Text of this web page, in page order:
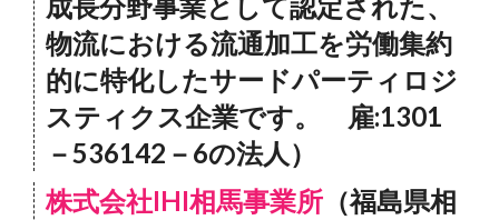
物流における流通加工を労働集約
的に特化したサードパーティロジ
スティクス企業です。 雇:1301
－536142－6の法人）
株式会社IHI相馬事業所 （福島県相